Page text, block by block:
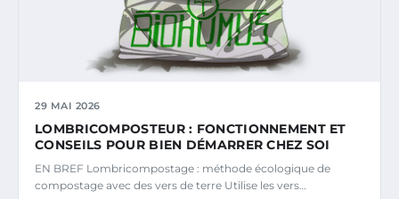
29 MAI 2026
LOMBRICOMPOSTEUR : FONCTIONNEMENT ET
CONSEILS POUR BIEN DÉMARRER CHEZ SOI
EN BREF Lombricompostage : méthode écologique de
compostage avec des vers de terre Utilise les vers…